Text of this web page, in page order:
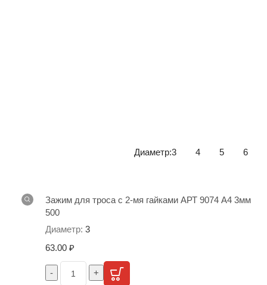
Диаметр:3 4 5 6
Зажим для троса с 2-мя гайками АРТ 9074 А4 3мм
500
3
63.00 ₽